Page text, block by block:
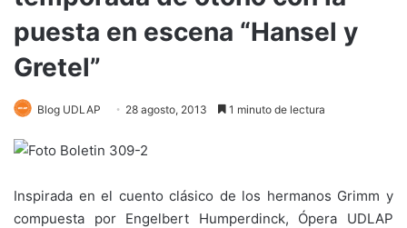
puesta en escena “Hansel y
Gretel”
Blog UDLAP 28 agosto, 2013 1 minuto de lectura
Inspirada en el cuento clásico de los hermanos Grimm y
compuesta por Engelbert Humperdinck, Ópera UDLAP